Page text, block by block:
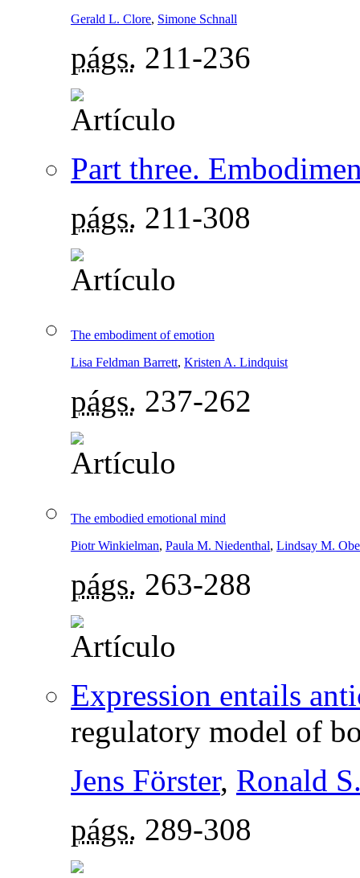
Gerald L. Clore, Simone Schnall
págs. 211-236
Part three.
págs. 211-308
The embodiment of emotion
Lisa Feldman Barrett, Kristen A. Lindquist
págs. 237-262
The embodied emotional mind
Piotr Winkielman, Paula M. Niedenthal, Lindsay M.
págs. 263-288
Expression entails
regulatory model of
Jens Förster, Ronald
págs. 289-308